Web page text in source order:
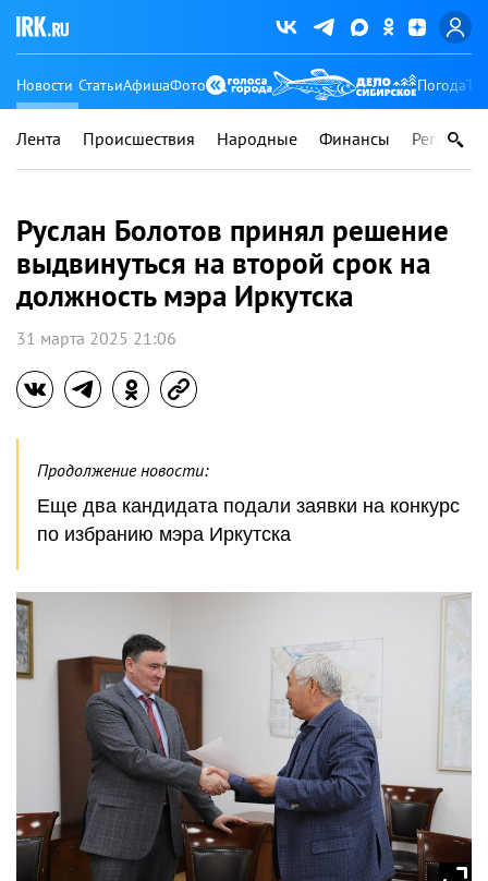
Новости СтатьиАфишаФото Погода
Лента Происшествия Народные Финансы Регионы
Руслан Болотов принял решение
выдвинуться на второй срок на
должность мэра Иркутска
31 марта 2025 21:06
Продолжение новости:
Еще два кандидата подали заявки на конкурс
по избранию мэра Иркутска